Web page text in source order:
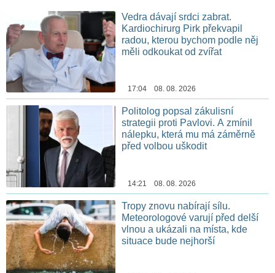
Vedra dávají srdci zabrat.
Kardiochirurg Pirk překvapil
radou, kterou bychom podle něj
měli odkoukat od zvířat
17:04 08. 08. 2026
Politolog popsal zákulisní
strategii proti Pavlovi. A zmínil
nálepku, která mu má záměrně
před volbou uškodit
14:21 08. 08. 2026
Tropy znovu nabírají sílu.
Meteorologové varují před delší
vlnou a ukázali na místa, kde
situace bude nejhorší